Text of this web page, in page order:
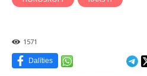
1571
Dalīties